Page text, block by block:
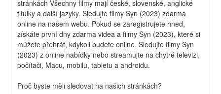
stránkách Všechny filmy mají české, slovenské, anglické
titulky a další jazyky. Sledujte filmy Syn (2023) zdarma
online na našem webu. Pokud se zaregistrujete hned,
získáte první dny zdarma videa a filmy Syn (2023), které si
můžete přehrát, kdykoli budete online. Sledujte filmy Syn
(2023) z online nabídky nebo streamujte na chytré televizi,
počítači, Macu, mobilu, tabletu a androidu.
Proč byste měli sledovat na našich stránkách?